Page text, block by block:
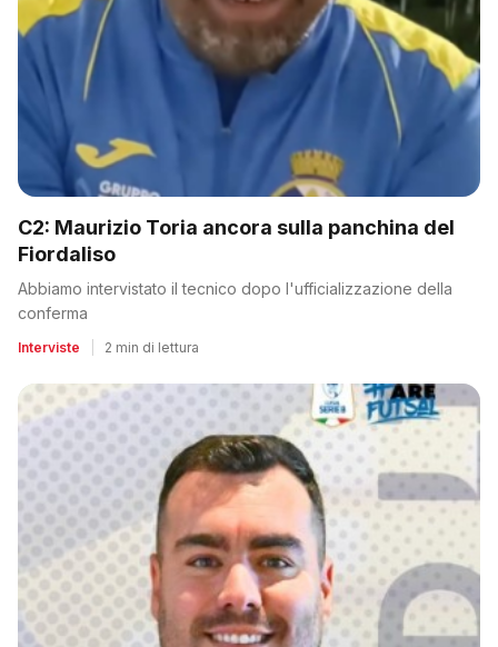
C2: Maurizio Toria ancora sulla panchina del
Fiordaliso
Abbiamo intervistato il tecnico dopo l'ufficializzazione della
conferma
Interviste 2 min di lettura